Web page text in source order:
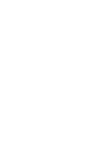
み
さみ